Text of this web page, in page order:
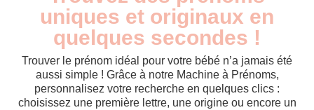
uniques et originaux en
quelques secondes !
Trouver le prénom idéal pour votre bébé n’a jamais été
aussi simple ! Grâce à notre Machine à Prénoms,
personnalisez votre recherche en quelques clics :
choisissez une première lettre, une origine ou encore un